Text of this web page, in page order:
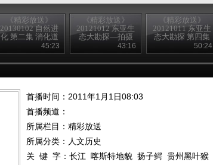
《精彩放送》
20130102 自然进
化 第二集 消化道
45:23
《精彩放送》
20121012 东亚生
态大勘探—拍摄
43:16
《精彩放送》
20121011 东亚生
态大勘探 第四集
50:24
首播时间：2011年1月1日08:03
首播频道：
所属栏目： 精彩放送
所属分类：人文历史
关 键 字： 长江 喀斯特地貌 扬子鳄 贵州黑叶猴